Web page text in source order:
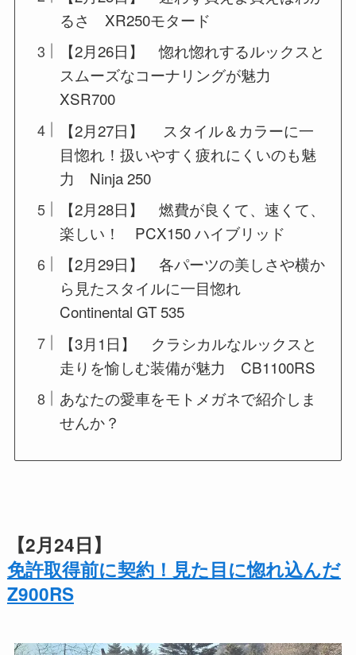
るさ XR250モタード
【2月26日】 惚れ惚れするルックスと
スムーズなコーナリングが魅力
XSR700
【2月27日】 スタイル＆カラーに一
目惚れ！扱いやすく疲れにくいのも魅
力 Ninja 250
【2月28日】 燃費が良くて、速くて、
楽しい！ PCX150 ハイブリッド
【2月29日】 各パーツの美しさや横か
ら見たスタイルに一目惚れ
Continental GT 535
【3月1日】 クラシカルなルックスと
走りを愉しむ装備が魅力 CB1100RS
あなたの愛車をモトメガネで紹介しま
せんか？
【2月24日】
免許取得前に契約！見た目に惚れ込んだ
Z900RS